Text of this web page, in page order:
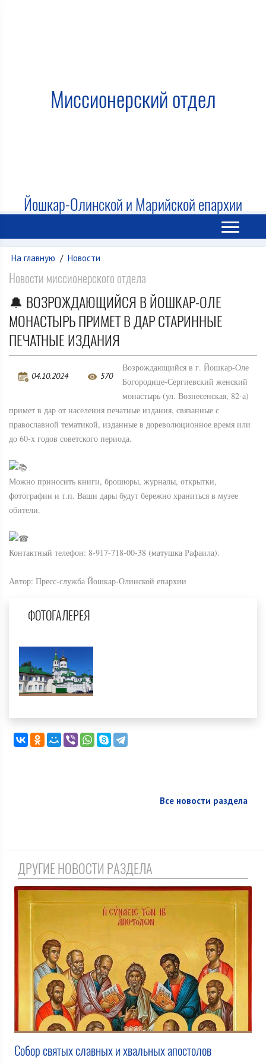
Миссионерский отдел
Йошкар-Олинской и Марийской епархии
На главную / Новости
Новости миссионерского отдела
🔔 ВОЗРОЖДАЮЩИЙСЯ В ЙОШКАР-ОЛЕ
МОНАСТЫРЬ ПРИМЕТ В ДАР СТАРИННЫЕ
ПЕЧАТНЫЕ ИЗДАНИЯ
04.10.2024 570
Возрождающийся в г. Йошкар-Оле
Богородице-Сергиевский женский
монастырь (ул. Вознесенская, 82-а)
примет в дар от населения печатные издания, связанные с
православной тематикой, изданные в дореволюционное время или
до 60-х годов советского периода.
Можно приносить книги, брошюры, журналы, открытки,
фотографии и т.п. Ваши дары будут бережно храниться в музее
обители.
Контактный телефон: 8-917-718-00-38 (матушка Рафаила).
Автор: Пресс-служба Йошкар-Олинской епархии
ФОТОГАЛЕРЕЯ
Все новости раздела
ДРУГИЕ НОВОСТИ РАЗДЕЛА
Собор святых славных и хвальных апостолов